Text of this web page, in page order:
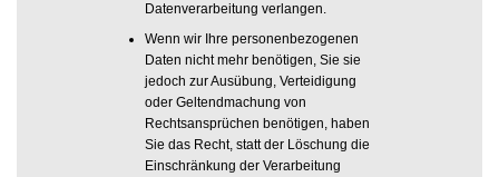
Datenverarbeitung verlangen.
Wenn wir Ihre personenbezogenen
Daten nicht mehr benötigen, Sie sie
jedoch zur Ausübung, Verteidigung
oder Geltendmachung von
Rechtsansprüchen benötigen, haben
Sie das Recht, statt der Löschung die
Einschränkung der Verarbeitung